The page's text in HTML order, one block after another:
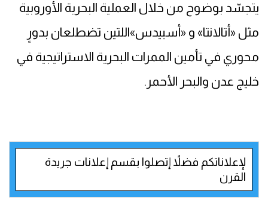
يتجسّد بوضوح من خلال العملية البحرية الأوروبية
مثل «أتالانتا» و «أسبيدس»اللتين تضطلعان بدورٍ
محوري في تأمين الممرات البحرية الاستراتيجية في
خليج عدن والبحر الأحمر.
لإعلاناتكم فضلاً إتصلوا بقسم إعلانات جريدة
القرن